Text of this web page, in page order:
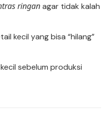
ringanagar tidak kalah
kecil yang bisa “hilang”
sebelum produksi